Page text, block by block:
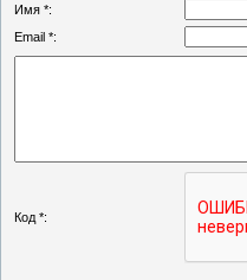
Имя *:
Email *:
Код *: